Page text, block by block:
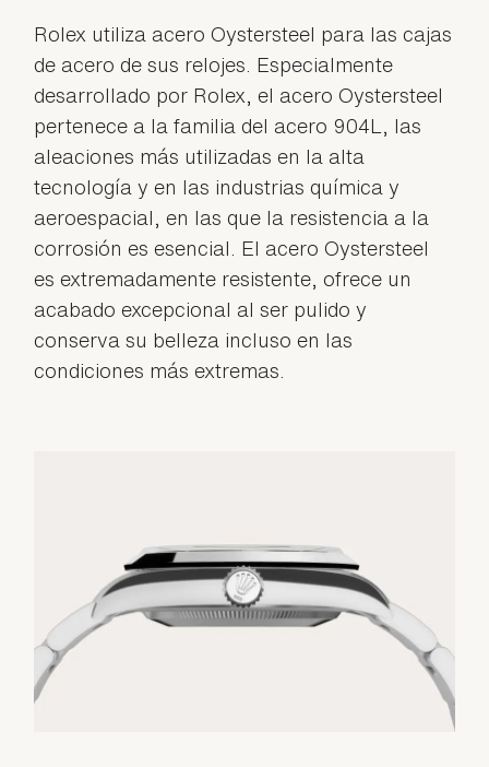
Rolex utiliza acero Oystersteel para las cajas
de acero de sus relojes. Especialmente
desarrollado por Rolex, el acero Oystersteel
pertenece a la familia del acero 904L, las
aleaciones más utilizadas en la alta
tecnología y en las industrias química y
aeroespacial, en las que la resistencia a la
corrosión es esencial. El acero Oystersteel
es extremadamente resistente, ofrece un
acabado excepcional al ser pulido y
conserva su belleza incluso en las
condiciones más extremas.